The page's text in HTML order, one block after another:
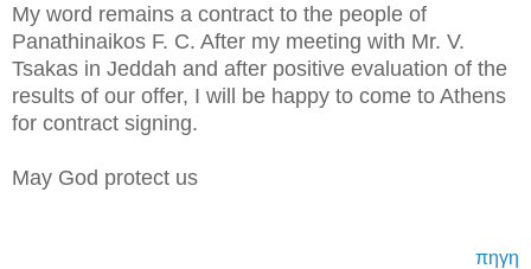
My word remains a contract to the people of
Panathinaikos F. C. After my meeting with Mr. V.
Tsakas in Jeddah and after positive evaluation of the
results of our offer, I will be happy to come to Athens
for contract signing.
May God protect us
πηγη